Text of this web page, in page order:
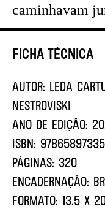
Ficha Técnica
AUTOR: LEDA
NESTROVISKI
ANO DE EDIÇÃO:
ISBN:
PÁGINAS: 320
ENCADERNAÇÃO:
FORMATO: 13.5 X
caminhavam